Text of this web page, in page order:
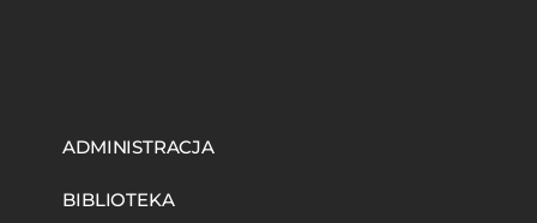
ADMINISTRACJA
BIBLIOTEKA